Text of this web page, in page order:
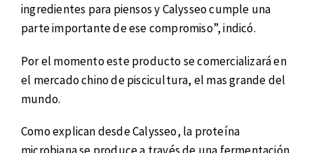
ingredientes para piensos y Calysseo cumple una
parte importante de ese compromiso”, indicó.
Por el momento este producto se comercializará en
el mercado chino de piscicultura, el mas grande del
mundo.
Como explican desde Calysseo, la proteína